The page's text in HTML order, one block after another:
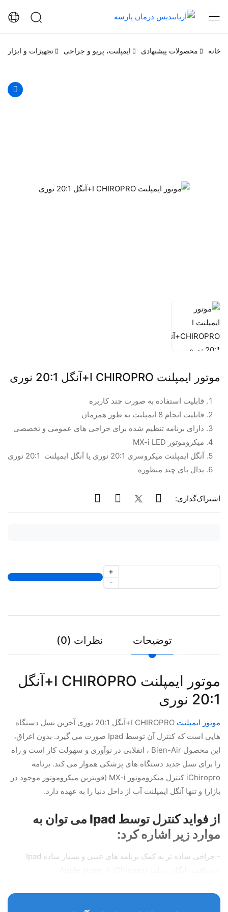
خانه محصولات پیشنهادی ایمپلنت، پریو و جراحی تجهیزات و ابزار ها
موتور ایمپلنت I CHIROPRO+آنگل 20:1 نوری
قابلیت استفاده به صورت چند کاربره
قابلیت انجام 8 ایمپلنت به طور همزمان
دارای برنامه تنظیم شده برای جراحی های عمومی و تخصصی
میکروموتور MX-i LED
آنگل ایمپلنت میکروسری 20:1 نوری یا آنگل ایمپلنت 20:1 نوری
پدال پای چند منظوره
اشتراک‌گذاری:
-
+
توضیحات نظرات (0)
موتور ایمپلنت I CHIROPRO+آنگل
20:1 نوری
موتور ایمپلنت
I CHIROPRO+آنگل 20:1 نوری آخرین نسل دستگاه
هایی است که کنترل آن توسط Ipad صورت می گیرد. بدون اغراق،
این محصول Bien-Air ، انقلابی در نوآوری و سهولت کار است و راه
را برای نسل جدید دستگاه های پزشکی هموار می کند. برنامه
iChiropro کنترل میکروموتور MX-i (قویترین میکروموتور موجود در
بازار) و تنها آنگل ایمپلنت آب از داخل دنیا را به عهده دارد.
از فواید کنترل توسط Ipad می توان به
موارد زیر اشاره کرد:
- جراحی ساده تر به کمک برنامه های عینی و بسیار ساده Ipad
دستگاه، برای تطبیق سطح توانایی و کارایی با علم و تکنیک روز دنیا